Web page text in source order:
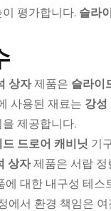
평가합니다. 슬라
상자제품은 슬라이
사용된 재료는 강성
제공합니다.
드로어 캐비닛 기
상자제품은 서랍
에 대한 내구성 테스
에서 환경 책임은